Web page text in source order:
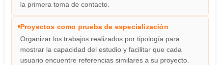
la primera toma de contacto.
Proyectos como prueba de especialización
Organizar los trabajos realizados por tipología para
mostrar la capacidad del estudio y facilitar que cada
usuario encuentre referencias similares a su proyecto.